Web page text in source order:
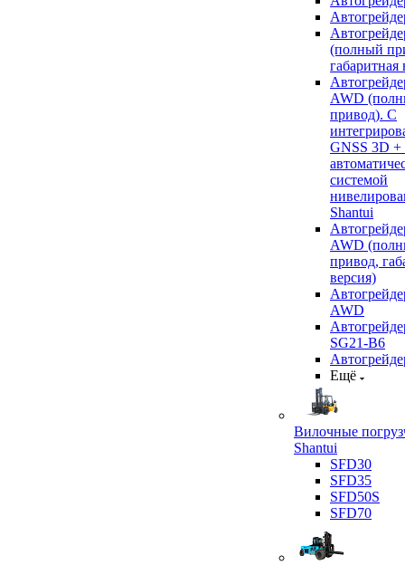
(полный
габаритная
AWD
привод). С
GNSS 3D +
системой
Shantui
AWD
привод,
версия)
AWD
SG21-B6
Ещё
Вилочные
Shantui
SFD30
SFD35
SFD50S
SFD70